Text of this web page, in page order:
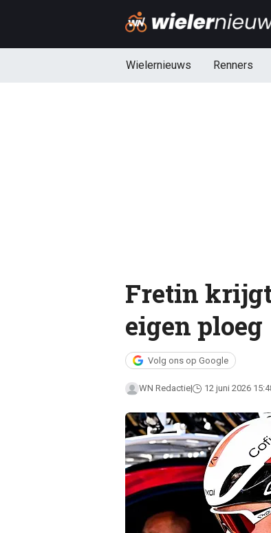
Wielernieuws Renners
Fretin
eigen ploeg
Volg ons op Google
WN Redactie 12 juni 2026